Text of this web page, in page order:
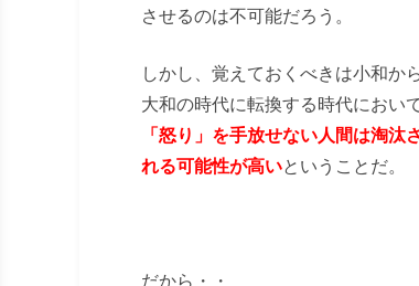
させるのは不可能だろう。
しかし、覚えておくべきは小和か
大和の時代に転換する時代におい
「怒り」を手放せない人間は淘汰
れる可能性が高いということだ。
だから・・